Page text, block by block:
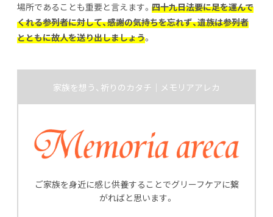
場所であることも重要と言えます。 四十九日法要に足を運んで
くれる参列者に対して、感謝の気持ちを忘れず、遺族は参列者
とともに故人を送り出しましょう。
家族を想う、祈りのカタチ｜メモリアアレカ
ご家族を身近に感じ供養することでグリーフケアに繋
がればと思います。